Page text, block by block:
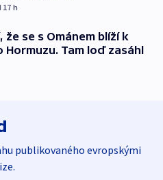
17 h
že se s Ománem blíží k
Hormuzu. Tam loď zasáhl
publikovaného evropskými